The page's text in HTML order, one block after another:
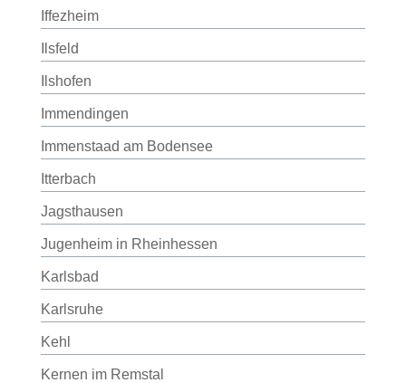
Iffezheim
Ilsfeld
Ilshofen
Immendingen
Immenstaad am Bodensee
Itterbach
Jagsthausen
Jugenheim in Rheinhessen
Karlsbad
Karlsruhe
Kehl
Kernen im Remstal